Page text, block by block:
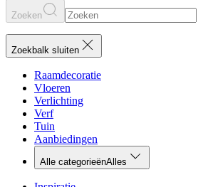
Zoeken
Zoekbalk sluiten
Raamdecoratie
Vloeren
Verlichting
Verf
Tuin
Aanbiedingen
Alle categorieënAlles